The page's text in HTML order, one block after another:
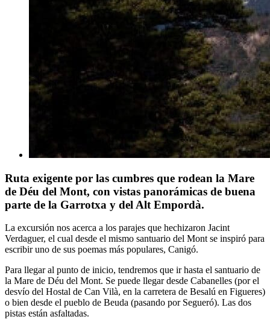
Ruta exigente por las cumbres que rodean la Mare
de Déu del Mont, con vistas panorámicas de buena
parte de la Garrotxa y del Alt Empordà.
La excursión nos acerca a los parajes que hechizaron Jacint
Verdaguer, el cual desde el mismo santuario del Mont se inspiró para
escribir uno de sus poemas más populares, Canigó.
Para llegar al punto de inicio, tendremos que ir hasta el santuario de
la Mare de Déu del Mont. Se puede llegar desde Cabanelles (por el
desvío del Hostal de Can Vilà, en la carretera de Besalú en Figueres)
o bien desde el pueblo de Beuda (pasando por Segueró). Las dos
pistas están asfaltadas.